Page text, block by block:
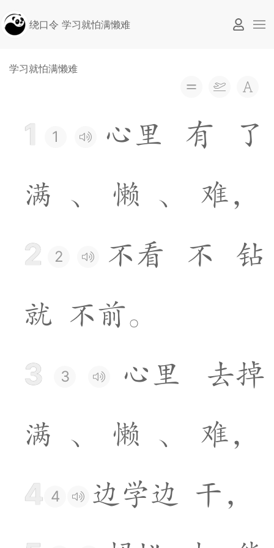
绕口令 学习就怕满懒难
学习就怕满懒难
1 1 心里 有
了
满
、 懒 、 难，
2 2 不看 不
钻
就 不前。
3 3 心里 去掉
满
、 懒 、 难，
4 4 边学边 干 ，